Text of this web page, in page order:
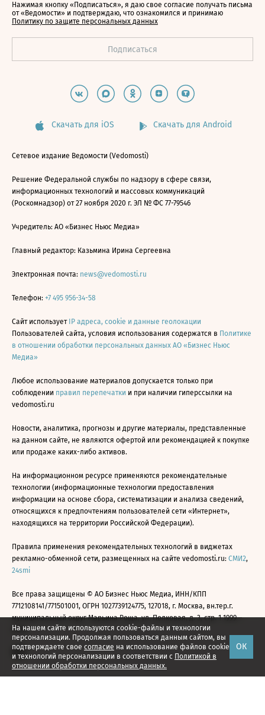
На нашем сайте используются cookie-файлы и технологии
персонализации. Продолжая пользоваться данным сайтом, вы
подтверждаете свое согласие на использование файлов cookie
и технологий персонализации в соответствии с Политикой в
отношении обработки персональных данных.
ОК
Нажимая кнопку «Подписаться», я даю свое согласие получать письма
от «Ведомости» и подтверждаю, что ознакомился и принимаю
Политику по защите персональных данных
Скачать для iOS Скачать для Android
Сетевое издание Ведомости (Vedomosti)
Решение Федеральной службы по надзору в сфере связи,
информационных технологий и массовых коммуникаций
(Роскомнадзор) от 27 ноября 2020 г. ЭЛ № ФС 77-79546
Учредитель: АО «Бизнес Ньюс Медиа»
Главный редактор: Казьмина Ирина Сергеевна
Электронная почта: news@vedomosti.ru
Телефон: +7 495 956-34-58
Сайт использует IP адреса, cookie и данные геолокации
Пользователей сайта, условия использования содержатся в Политике
в отношении обработки персональных данных АО «Бизнес Ньюс
Медиа»
Любое использование материалов допускается только при
соблюдении правил перепечатки и при наличии гиперссылки на
vedomosti.ru
Новости, аналитика, прогнозы и другие материалы, представленные
на данном сайте, не являются офертой или рекомендацией к покупке
или продаже каких-либо активов.
На информационном ресурсе применяются рекомендательные
технологии (информационные технологии предоставления
информации на основе сбора, систематизации и анализа сведений,
относящихся к предпочтениям пользователей сети «Интернет»,
находящихся на территории Российской Федерации).
Правила применения рекомендательных технологий в виджетах
рекламно-обменной сети, размещенных на сайте vedomosti.ru: СМИ2,
24smi
Все права защищены © АО Бизнес Ньюс Медиа, ИНН/КПП
7712108141/771501001, ОГРН 1027739124775, 127018, г. Москва, вн.тер.г.
муниципальный округ Марьина Роща, ул. Полковая, д. 3, стр. 1 1999—
2026